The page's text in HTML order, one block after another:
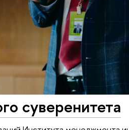
суверенитета